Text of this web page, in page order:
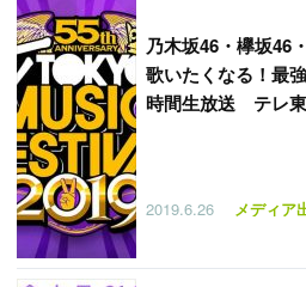
乃木坂46・欅坂46
歌いたくなる！最
時間生放送 テレ東
2019.6.26 メディア